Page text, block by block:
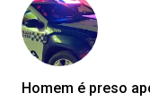
Homem é preso